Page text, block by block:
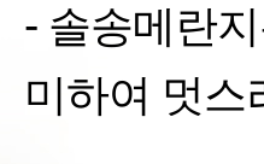
- 솔송메란
미하여 멋스